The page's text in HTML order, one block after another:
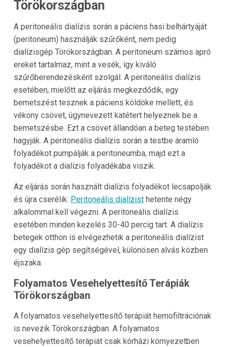
Törökországban
A peritoneális dialízis során a páciens hasi belhártyáját
(peritoneum) használják szűrőként, nem pedig
dialízisgép Törökországban. A peritoneum számos apró
ereket tartalmaz, mint a vesék, így kiváló
szűrőberendezésként szolgál. A peritoneális dialízis
esetében, mielőtt az eljárás megkezdődik, egy
bemetszést tesznek a páciens köldöke mellett, és
vékony csövet, úgynevezett katétert helyeznek be a
bemetszésbe. Ezt a csövet állandóan a beteg testében
hagyják. A peritoneális dialízis során a testbe áramló
folyadékot pumpálják a peritoneumba, majd ezt a
folyadékot a dialízis folyadékába viszik.
Az eljárás során használt dialízis folyadékot lecsapolják
és újra cserélik. Peritoneális dialízisthetente négy
alkalommal kell végezni. A peritoneális dialízis
esetében minden kezelés 30-40 percig tart. A dialízis
betegek otthon is elvégezhetik a peritoneális dialízist
egy dialízis gép segítségével, különösen alvás közben
éjszaka.
Folyamatos Vesehelyettesítő Terápiák
Törökországban
A folyamatos vesehelyettesítő terápiát hemofiltrációnak
is nevezik Törökországban. A folyamatos
vesehelyettesítő terápiát csak kórházi környezetben